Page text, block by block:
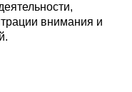
внимания и